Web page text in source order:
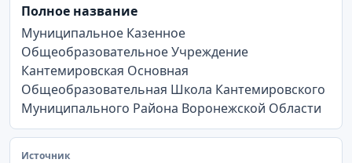
Полное название
Муниципальное Казенное
Общеобразовательное Учреждение
Кантемировская Основная
Общеобразовательная Школа Кантемировского
Муниципального Района Воронежской Области
Источник